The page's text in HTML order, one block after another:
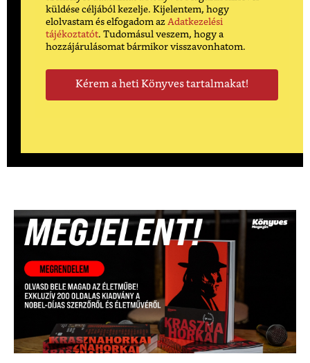
küldése céljából kezelje. Kijelentem, hogy
elolvastam és elfogadom az Adatkezelési
tájékoztatót. Tudomásul veszem, hogy a
hozzájárulásomat bármikor visszavonhatom.